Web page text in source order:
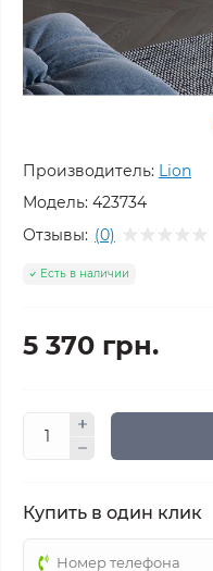
Производитель: Lion
Модель: 423734
Отзывы: (0)
Есть в наличии
5 370 грн.
Купить в один клик